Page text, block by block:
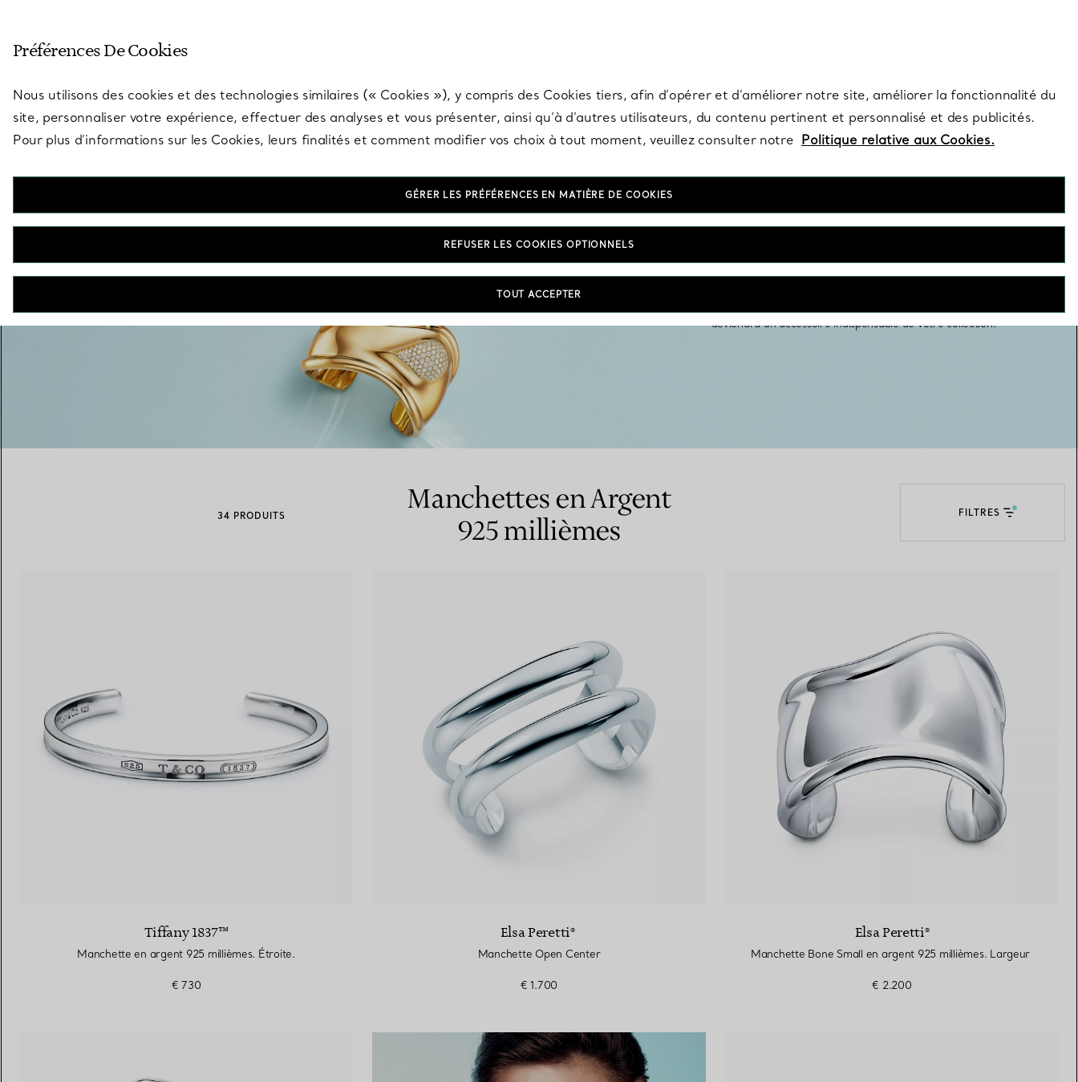
Bagues pour couples
avec un expert en diamants Tiffany.
Manchettes
deviendra un accessoire indispensable de votre collection.
34 PRODUITS
Manchettes en Argent
925 millièmes
FILTRES
Tiffany 1837™
Manchette en argent 925 millièmes. Étroite.
€ 730
Elsa Peretti®
Manchette Open Center
€ 1.700
Elsa Peretti®
Manchette Bone Small en argent 925 millièmes. Largeur
€ 2.200
Préférences De Cookies
Nous utilisons des cookies et des technologies similaires (« Cookies »), y compris des Cookies tiers, afin d’opérer et d’améliorer notre site, améliorer la fonctionnalité du
site, personnaliser votre expérience, effectuer des analyses et vous présenter, ainsi qu’à d’autres utilisateurs, du contenu pertinent et personnalisé et des publicités.
Pour plus d’informations sur les Cookies, leurs finalités et comment modifier vos choix à tout moment, veuillez consulter notre Politique relative aux Cookies.
GÉRER LES PRÉFÉRENCES EN MATIÈRE DE COOKIES
REFUSER LES COOKIES OPTIONNELS
TOUT ACCEPTER